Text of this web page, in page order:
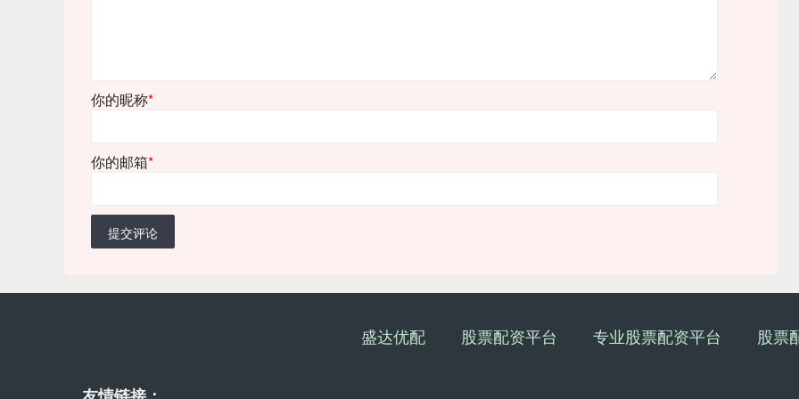
你的昵称*
你的邮箱*
提交评论
盛达优配 股票配资平台 专业股票配资平台 股票